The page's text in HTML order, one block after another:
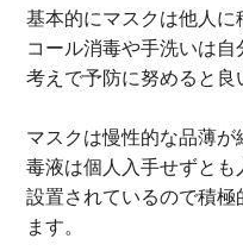
基本的にマスクは他人
コール消毒や手洗いは
考えで予防に努めると良
マスクは慢性的な品薄
毒液は個人入手せずと
設置されているので積
ます。